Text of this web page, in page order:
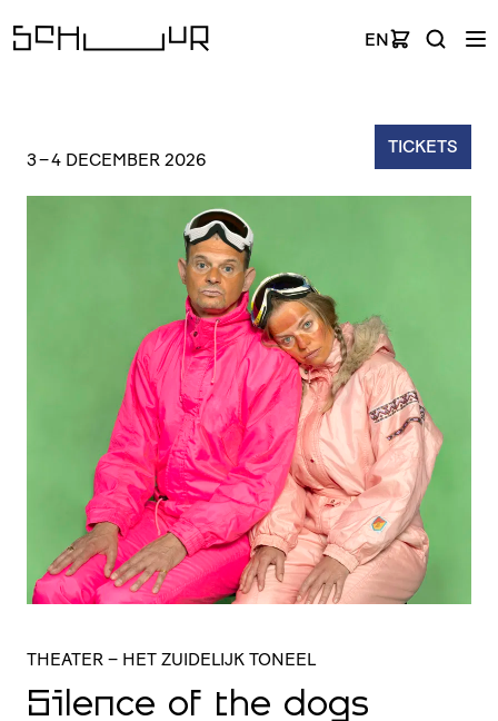
EN
TICKETS
3–4 DECEMBER 2026
THEATER – HET ZUIDELIJK TONEEL
Silence of the dogs